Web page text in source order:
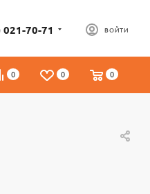
70-71 ВОЙТИ
0 0 0